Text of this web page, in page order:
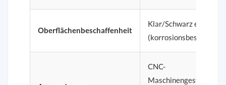
Oberflächenbeschaffenheit
Klar/Schwarz eloxiert
(korrosionsbeständig)
CNC-
Maschinengestelle,